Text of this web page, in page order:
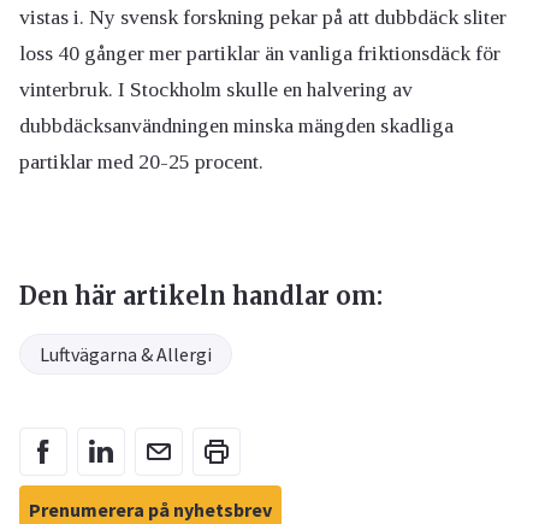
vistas i. Ny svensk forskning pekar på att dubbdäck sliter
loss 40 gånger mer partiklar än vanliga friktionsdäck för
vinterbruk. I Stockholm skulle en halvering av
dubbdäcksanvändningen minska mängden skadliga
partiklar med 20-25 procent.
Den här artikeln handlar om:
Luftvägarna & Allergi
Prenumerera på nyhetsbrev